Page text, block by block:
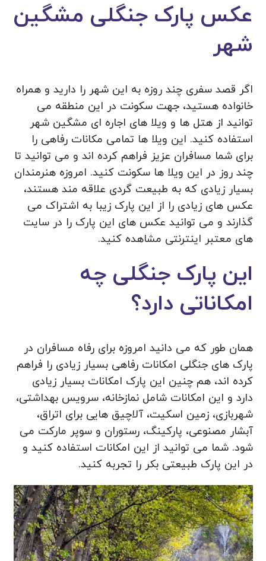
عکس پارک جنگلی مشگین
شهر
اگر قصد سفری چند روزه به این شهر را دارید و همراه
خانواده هستید، جهت سکونت در این منطقه می
توانید از هتل ها و ویلا های اجاره ای مشگین شهر
استفاده کنید. این ویلا ها تمامی مکانات رفاهی را
برای شما مسافران عزیز فراهم کرده اند و می توانید تا
چند روز در این ویلا ها سکونت کنید. امروزه هنرمندان
بسیار زیادی که به طبیعت گردی علاقه مند هستند،
عکس های زیادی را از این پارک زیبا به اشتراک می
گذارند و می توانید عکس های این پارک را در سایت
های معتبر اینترنتی مشاهده کنید.
این پارک جنگلی چه
امکاناتی دارد؟
همان طور که می دانید امروزه برای رفاه مسافران در
پارک های جنگلی امکانات رفاهی بسیار زیادی را فراهم
کرده اند، هم چنین این پارک امکانات بسیار زیادی
دارد و این امکانات شامل نمازخانه، سرویس بهداشتی،
شهربازی، زمین اسکیت، آلاچیق هایی برای اتراق،
آبشار مصنوعی، پارکینگ، رستوران و سوپر مارکت می
شود. شما می توانید از این امکانات استفاده کنید و
در این پارک طبیعتی بکر را تجربه کنید.